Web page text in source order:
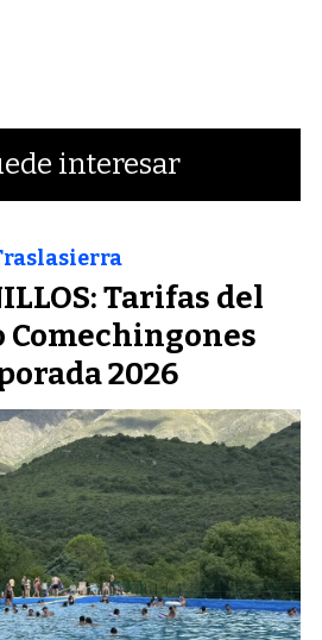
interesar
Tarifas del
Comechingones
2026